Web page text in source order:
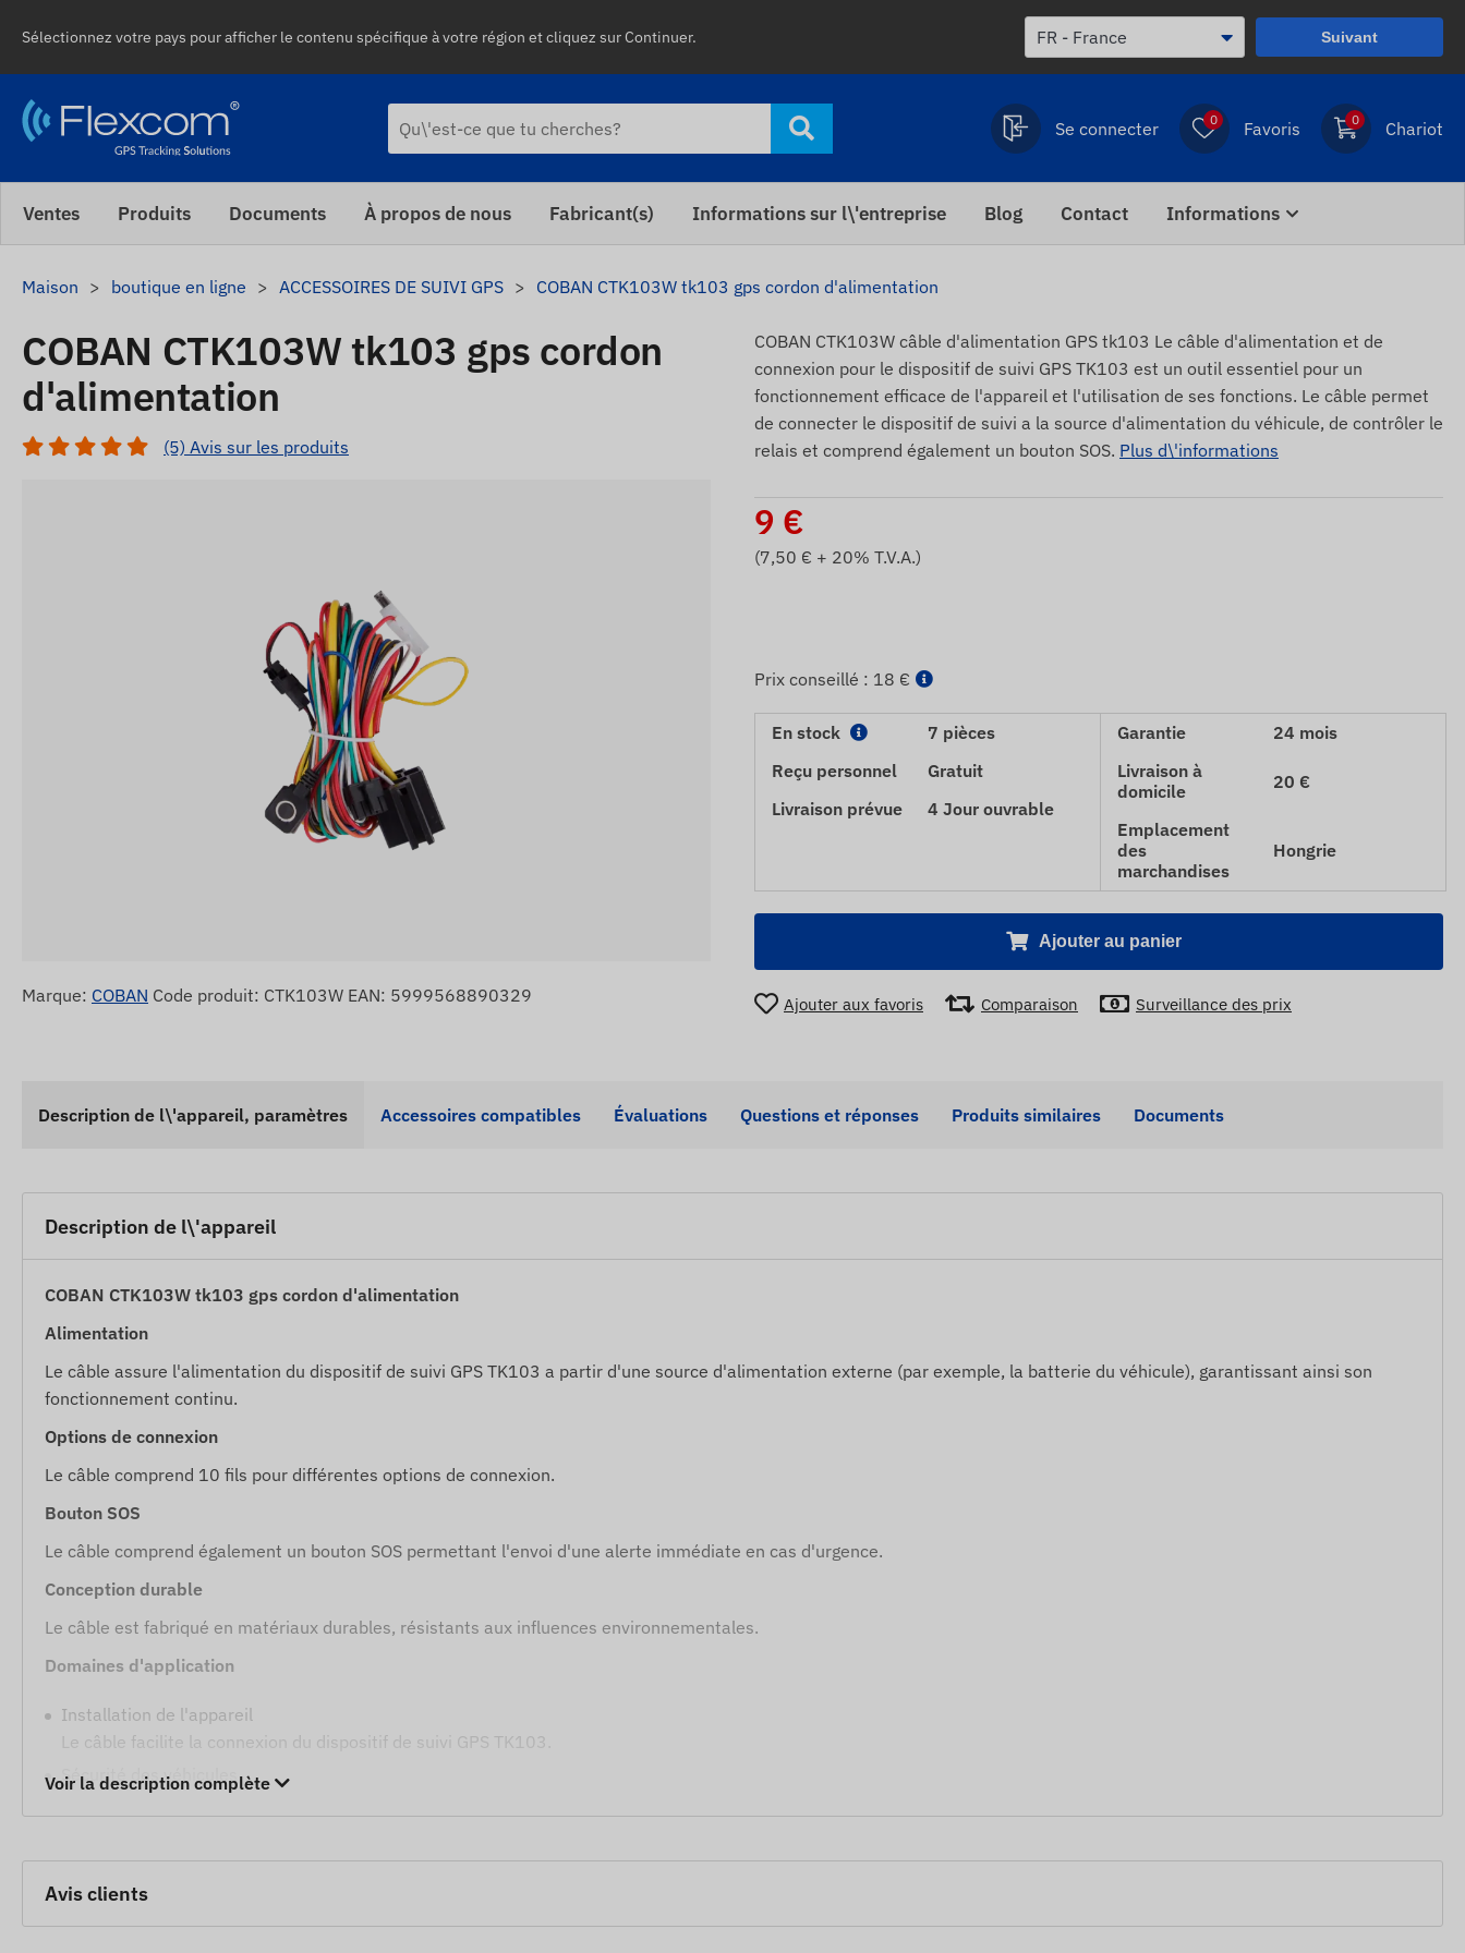
Sélectionnez votre pays pour afficher le contenu spécifique à votre région et cliquez sur Continuer. Suivant
Se connecter 0 Favoris 0 Chariot
Ventes Produits Documents À propos de nous Fabricant(s) Informations sur l\'entreprise Blog Contact Informations
Maison boutique en ligne ACCESSOIRES DE SUIVI GPS COBAN CTK103W tk103 gps cordon d'alimentation
COBAN CTK103W tk103 gps cordon
d'alimentation
(5) Avis sur les produits
Marque: COBAN Code produit: CTK103W EAN: 5999568890329
COBAN CTK103W câble d'alimentation GPS tk103 Le câble d'alimentation et de
connexion pour le dispositif de suivi GPS TK103 est un outil essentiel pour un
fonctionnement efficace de l'appareil et l'utilisation de ses fonctions. Le câble permet
de connecter le dispositif de suivi a la source d'alimentation du véhicule, de contrôler le
relais et comprend également un bouton SOS. Plus d\'informations
9 €
(7,50 € + 20% T.V.A.)
Prix ​​conseillé : 18 €
En stock
7 pièces
Reçu personnel
Gratuit
Livraison prévue
4 Jour ouvrable
Garantie
24 mois
Livraison à
domicile
20 €
Emplacement
des
marchandises
Hongrie
Ajouter au panier
Ajouter aux favoris Comparaison Surveillance des prix
Description de l\'appareil, paramètres Accessoires compatibles Évaluations Questions et réponses Produits similaires Documents
Description de l\'appareil
COBAN CTK103W tk103 gps cordon d'alimentation
Alimentation
Le câble assure l'alimentation du dispositif de suivi GPS TK103 a partir d'une source d'alimentation externe (par exemple, la batterie du véhicule), garantissant ainsi son
fonctionnement continu.
Options de connexion
Le câble comprend 10 fils pour différentes options de connexion.
Bouton SOS
Le câble comprend également un bouton SOS permettant l'envoi d'une alerte immédiate en cas d'urgence.
Conception durable
Le câble est fabriqué en matériaux durables, résistants aux influences environnementales.
Domaines d'application
Installation de l'appareil
Le câble facilite la connexion du dispositif de suivi GPS TK103.
Sécurité des véhicules
Le bouton SOS permet une réaction rapide en cas d'urgence.
Fonctionnement durable
Le câble contribue a un fonctionnement long terme et fiable du dispositif de suivi GPS.
Voir la description complète
Avis clients